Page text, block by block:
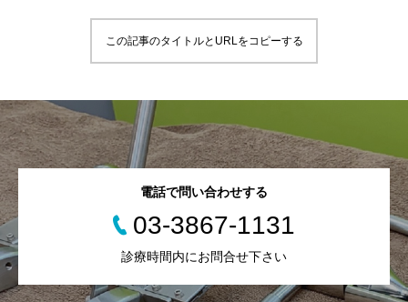
この記事のタイトルとURLをコピーする
電話で問い合わせする
03-3867-1131
診療時間内にお問合せ下さい